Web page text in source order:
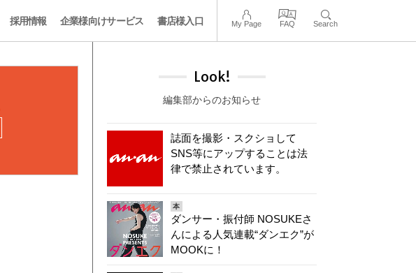
採用情報 企業様向けサービス 書店様入口 My Page FAQ Search
Look!
編集部からのお知らせ
誌面を撮影・スクショして
SNS等にアップすることは法
律で禁止されています。
本
ダンサー・振付師 NOSUKEさ
んによる人気連載“ダンエク”が
MOOKに！